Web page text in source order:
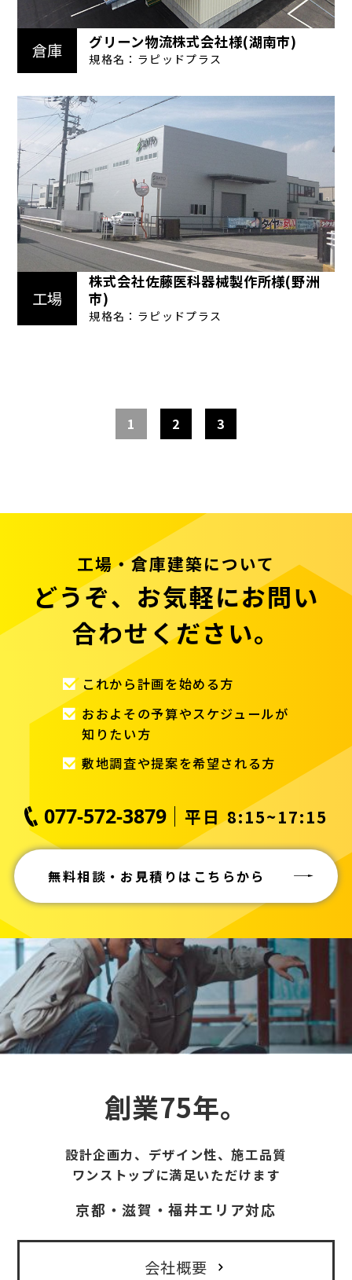
倉庫 グリーン物流株式会社様(湖南市)
規格名：ラピッドプラス
工場
株式会社佐藤医科器械製作所様(野洲
市)
規格名：ラピッドプラス
1 2 3
工場・倉庫建築について
どうぞ、お気軽にお問い
合わせください。
これから計画を始める方
おおよその予算やスケジュールが
知りたい方
敷地調査や提案を希望される方
077-572-3879 平日 8:15~17:15
無料相談・お見積りはこちらから
創業75年。
設計企画力、デザイン性、施工品質
ワンストップに満足いただけます
京都・滋賀・福井エリア対応
会社概要